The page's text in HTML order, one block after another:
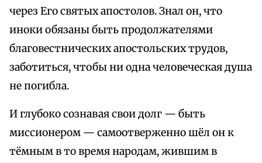
через Его святых апостолов. Знал он, что
иноки обязаны быть продолжателями
благовестнических апостольских трудов,
заботиться, чтобы ни одна человеческая душа
не погибла.
И глубоко сознавая свои долг — быть
миссионером — самоотверженно шёл он к
тёмным в то время народам, жившим в